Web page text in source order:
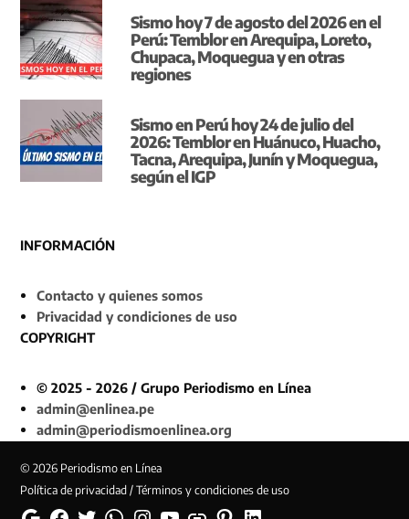
Sismo hoy 7 de agosto del 2026 en el
Perú: Temblor en Arequipa, Loreto,
Chupaca, Moquegua y en otras
regiones
Sismo en Perú hoy 24 de julio del
2026: Temblor en Huánuco, Huacho,
Tacna, Arequipa, Junín y Moquegua,
según el IGP
INFORMACIÓN
Contacto y quienes somos
Privacidad y condiciones de uso
COPYRIGHT
© 2025 - 2026 / Grupo Periodismo en Línea
admin@enlinea.pe
admin@periodismoenlinea.org
© 2026 Periodismo en Línea
Política de privacidad / Términos y condiciones de uso
GoogleFacebookTwitterWhatsappInstagramYouTubeWeb PinterestLinkedin